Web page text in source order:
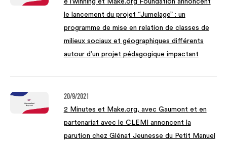
eTwinning et Make.org Foundation annoncent
le lancement du projet “Jumelage” : un
programme de mise en relation de classes de
milieux sociaux et géographiques différents
autour d’un projet pédagogique impactant
20/9/2021
2 Minutes et Make.org, avec Gaumont et en
partenariat avec le CLEMI annoncent la
parution chez Glénat Jeunesse du Petit Manuel